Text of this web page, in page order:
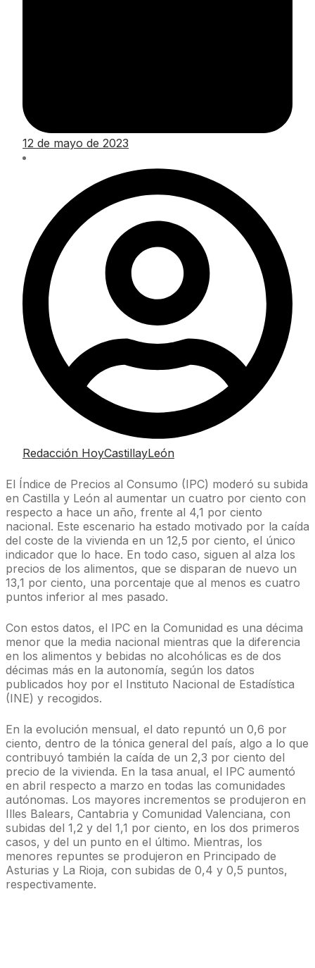
12 de mayo de 2023
Redacción HoyCastillayLeón
El Índice de Precios al Consumo (IPC) moderó su subida
en Castilla y León al aumentar un cuatro por ciento con
respecto a hace un año, frente al 4,1 por ciento
nacional. Este escenario ha estado motivado por la caída
del coste de la vivienda en un 12,5 por ciento, el único
indicador que lo hace. En todo caso, siguen al alza los
precios de los alimentos, que se disparan de nuevo un
13,1 por ciento, una porcentaje que al menos es cuatro
puntos inferior al mes pasado.
Con estos datos, el IPC en la Comunidad es una décima
menor que la media nacional mientras que la diferencia
en los alimentos y bebidas no alcohólicas es de dos
décimas más en la autonomía, según los datos
publicados hoy por el Instituto Nacional de Estadística
(INE) y recogidos.
En la evolución mensual, el dato repuntó un 0,6 por
ciento, dentro de la tónica general del país, algo a lo que
contribuyó también la caída de un 2,3 por ciento del
precio de la vivienda. En la tasa anual, el IPC aumentó
en abril respecto a marzo en todas las comunidades
autónomas. Los mayores incrementos se produjeron en
Illes Balears, Cantabria y Comunidad Valenciana, con
subidas del 1,2 y del 1,1 por ciento, en los dos primeros
casos, y del un punto en el último. Mientras, los
menores repuntes se produjeron en Principado de
Asturias y La Rioja, con subidas de 0,4 y 0,5 puntos,
respectivamente.